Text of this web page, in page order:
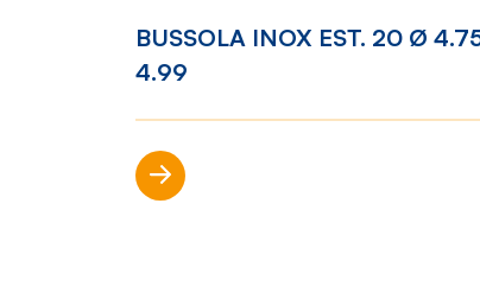
BUSSOLA INOX EST. 20 Ø
4.99
Scopri di più